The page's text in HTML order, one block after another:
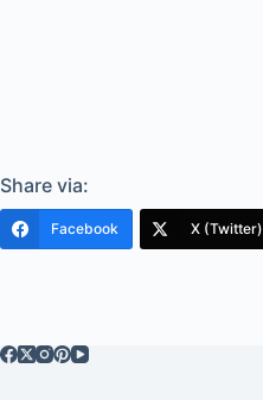
Share via:
Facebook X (Twitter)